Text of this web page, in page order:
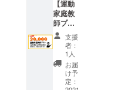
りさせ
て頂き
ます。
開催日
時など
の詳細
は後日
ご連絡
致しま
ルをお
送りさ
せて頂
きま
す。
【運動
家庭教
師プラ
ン】 お
子様の
運動を
個別指
導する
プラン
支援
者：
1人
お届
け予
定：